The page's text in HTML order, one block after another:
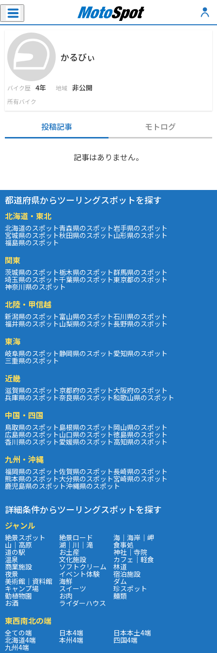
かるびぃ
バイク歴 4年 地域 非公開
所有バイク
投稿記事 モトログ
記事はありません。
都道府県からツーリングスポットを探す
北海道・東北
北海道のスポット青森県のスポット岩手県のスポット
宮城県のスポット秋田県のスポット山形県のスポット
福島県のスポット
関東
茨城県のスポット栃木県のスポット群馬県のスポット
埼玉県のスポット千葉県のスポット東京都のスポット
神奈川県のスポット
北陸・甲信越
新潟県のスポット富山県のスポット石川県のスポット
福井県のスポット山梨県のスポット長野県のスポット
東海
岐阜県のスポット静岡県のスポット愛知県のスポット
三重県のスポット
近畿
滋賀県のスポット京都府のスポット大阪府のスポット
兵庫県のスポット奈良県のスポット和歌山県のスポット
中国・四国
鳥取県のスポット島根県のスポット岡山県のスポット
広島県のスポット山口県のスポット徳島県のスポット
香川県のスポット愛媛県のスポット高知県のスポット
九州・沖縄
福岡県のスポット佐賀県のスポット長崎県のスポット
熊本県のスポット大分県のスポット宮崎県のスポット
鹿児島県のスポット沖縄県のスポット
詳細条件からツーリングスポットを探す
ジャンル
絶景スポット 絶景ロード 海｜海岸｜岬
山｜高原 湖｜川｜滝 食事処
道の駅 お土産 神社｜寺院
温泉 文化施設 カフェ｜軽食
商業施設 ソフトクリーム 林道
夜景 イベント体験 宿泊施設
美術館｜資料館 海鮮 ダム
キャンプ場 スイーツ 珍スポット
動植物園 お肉 麺類
お酒 ライダーハウス
東西南北の端
全ての端 日本4端 日本本土4端
北海道4端 本州4端 四国4端
九州4端